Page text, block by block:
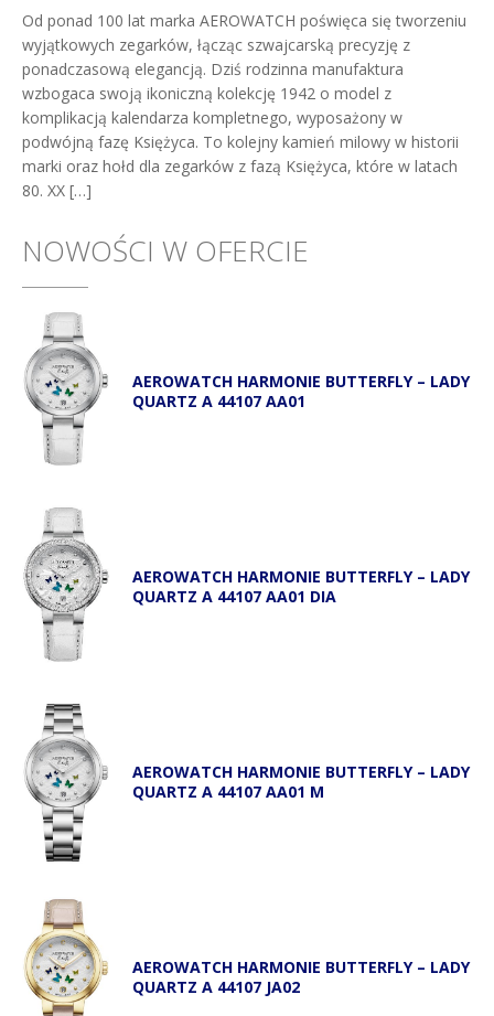
Od ponad 100 lat marka AEROWATCH poświęca się tworzeniu
wyjątkowych zegarków, łącząc szwajcarską precyzję z
ponadczasową elegancją. Dziś rodzinna manufaktura
wzbogaca swoją ikoniczną kolekcję 1942 o model z
komplikacją kalendarza kompletnego, wyposażony w
podwójną fazę Księżyca. To kolejny kamień milowy w historii
marki oraz hołd dla zegarków z fazą Księżyca, które w latach
80. XX […]
NOWOŚCI W OFERCIE
AEROWATCH HARMONIE BUTTERFLY – LADY
QUARTZ A 44107 AA01
AEROWATCH HARMONIE BUTTERFLY – LADY
QUARTZ A 44107 AA01 DIA
AEROWATCH HARMONIE BUTTERFLY – LADY
QUARTZ A 44107 AA01 M
AEROWATCH HARMONIE BUTTERFLY – LADY
QUARTZ A 44107 JA02